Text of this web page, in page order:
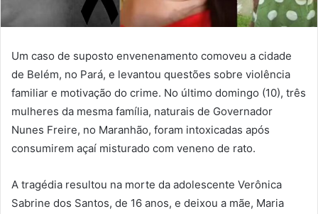
Um caso de suposto envenenamento comoveu a cidade
de Belém, no Pará, e levantou questões sobre violência
familiar e motivação do crime. No último domingo (10), três
mulheres da mesma família, naturais de Governador
Nunes Freire, no Maranhão, foram intoxicadas após
consumirem açaí misturado com veneno de rato.
A tragédia resultou na morte da adolescente Verônica
Sabrine dos Santos, de 16 anos, e deixou a mãe, Maria